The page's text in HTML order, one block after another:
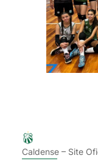
Caldense – Site